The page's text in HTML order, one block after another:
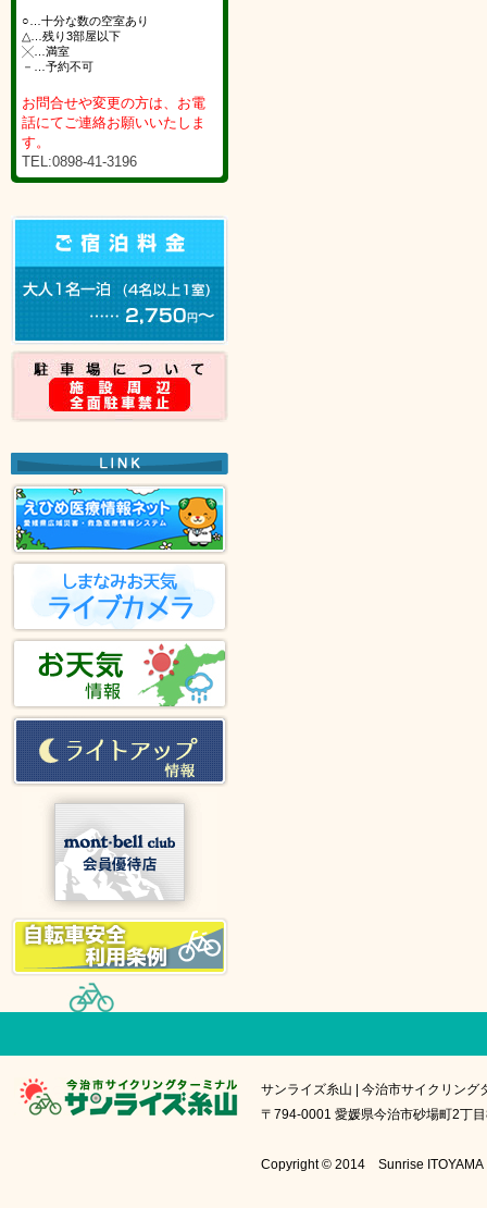
○…十分な数の空室あり
△…残り3部屋以下
╳…満室
－…予約不可
お問合せや変更の方は、お電
話にてご連絡お願いいたしま
す。
TEL:0898-41-3196
サンライズ糸山 | 今治市サイクリング
〒794-0001 愛媛県今治市砂場町2
Copyright © 2014 Sunrise